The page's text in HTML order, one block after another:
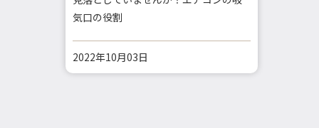
気口の役割
2022年10月03日